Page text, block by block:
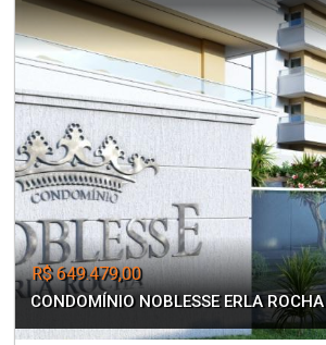
R$ 649.479,00
CONDOMÍNIO NOBLESSE ERLA ROCHA